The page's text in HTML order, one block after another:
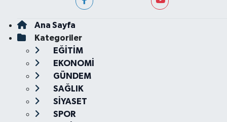
Ana Sayfa
Kategoriler
EĞİTİM
EKONOMİ
GÜNDEM
SAĞLIK
SİYASET
SPOR